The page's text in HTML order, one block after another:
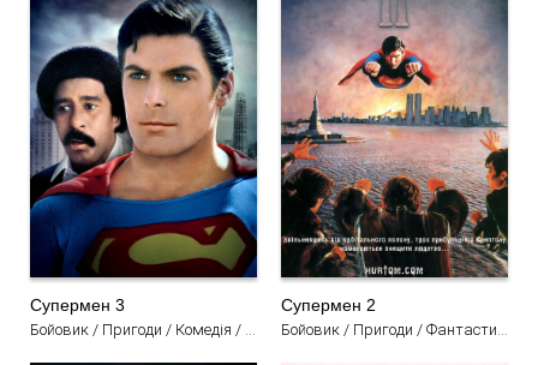
Супермен 3
Бойовик / Пригоди / Комедія / Фантастика / Фільми
Супермен 2
Бойовик / Пригоди / Фантастика / Фільми